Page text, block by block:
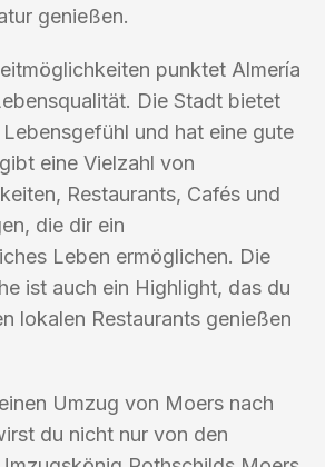
genießen.
punktet Almería
Die Stadt bietet
und hat eine gute
eine Vielzahl von
Restaurants, Cafés und
die dir ein
Leben ermöglichen. Die
ist auch ein Highlight, das du
lokalen Restaurants genießen
Umzug von Moers nach
du nicht nur von den